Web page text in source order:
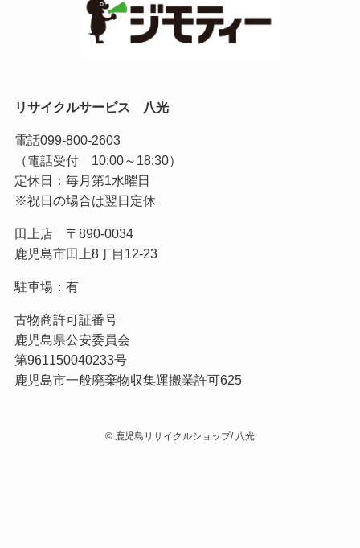
リサイクルサービス 八光
電話099-800-2603
（電話受付 10:00～18:30）
定休日：毎月第1水曜日
※祝日の場合は翌日定休
田上店 〒890-0034
鹿児島市田上8丁目12-23
駐車場：有
古物商許可証番号
鹿児島県公安委員会
第961150040233号
鹿児島市一般廃棄物収集運搬業許可625
© 鹿児島リサイクルショップ/ 八光